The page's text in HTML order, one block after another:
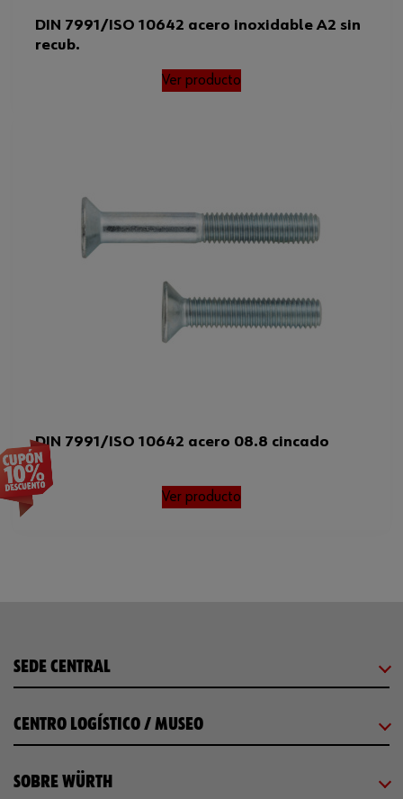
DIN 7991/ISO 10642 acero inoxidable A2 sin
recub.
Ver producto
DIN 7991/ISO 10642 acero 08.8 cincado
Ver producto
SEDE CENTRAL
CENTRO LOGÍSTICO / MUSEO
SOBRE WÜRTH